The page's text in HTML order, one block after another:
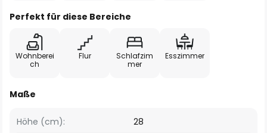
Perfekt für diese Bereiche
Wohnberei
ch
Flur
Schlafzim
mer
Esszimmer
Maße
Höhe (cm): 28